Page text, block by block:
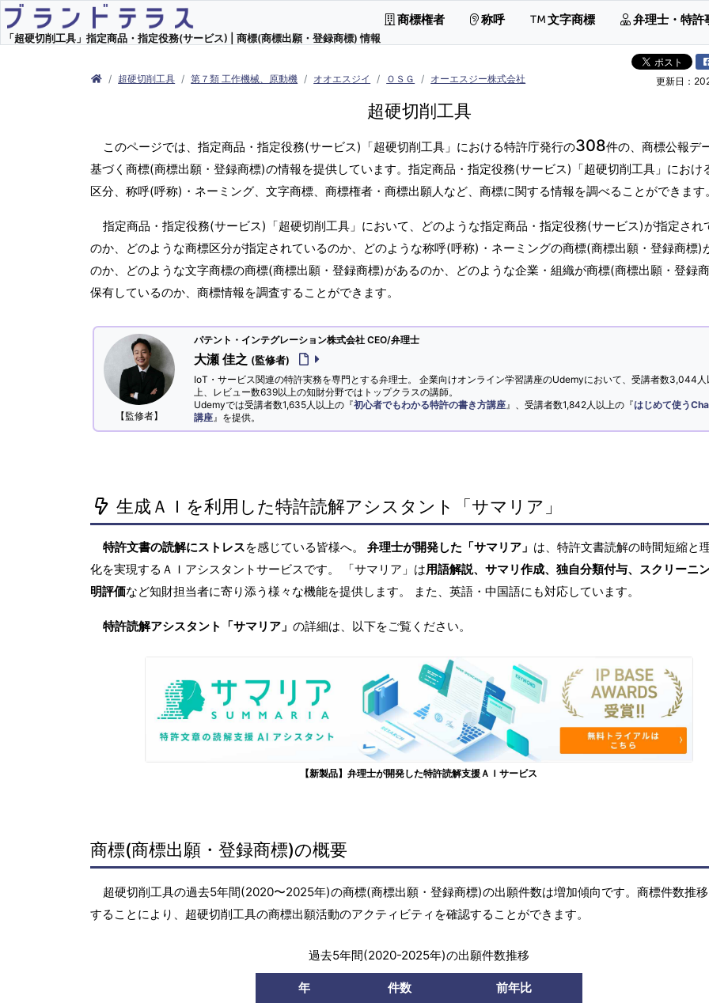
「超硬切削工具」指定商品・指定役務(サービス) | 商標(商標出願・登録商標) 情報
商標権者 称呼 文字商標 弁理士・特許
超硬切削工具 第７類 工作機械、原動機 オオエスジイ ＯＳＧ オーエスジー株式会社 更新日：
超硬切削工具
このページでは、指定商品・指定役務(サービス)「超硬切削工具」における特許庁発行の308件の、商標公報デ
基づく商標(商標出願・登録商標)の情報を提供しています。指定商品・指定役務(サービス)「超硬切削工具」におけ
区分、称呼(呼称)・ネーミング、文字商標、商標権者・商標出願人など、商標に関する情報を調べることができます
指定商品・指定役務(サービス)「超硬切削工具」において、どのような指定商品・指定役務(サービス)が指定され
のか、どのような商標区分が指定されているのか、どのような称呼(呼称)・ネーミングの商標(商標出願・登録商標)
のか、どのような文字商標の商標(商標出願・登録商標)があるのか、どのような企業・組織が商標(商標出願・登録
保有しているのか、商標情報を調査することができます。
【監修者】
パテント・インテグレーション株式会社 CEO/弁理士
大瀬 佳之 (監修者)
IoT・サービス関連の特許実務を専門とする弁理士。 企業向けオンライン学習講座のUdemyにおいて、受講者数3,044人
上、レビュー数639以上の知財分野ではトップクラスの講師。
Udemyでは受講者数1,635人以上の『初心者でもわかる特許の書き方講座 』、受講者数1,842人以上の『はじめて使う
講座 』を提供。
生成ＡＩを利用した特許読解アシスタント「サマリア」
特許文書の読解にストレスを感じている皆様へ。 弁理士が開発した「サマリア」 は、特許文書読解の時間短縮と
化を実現するＡＩアシスタントサービスです。 「サマリア」は用語解説、サマリ作成、独自分類付与、スクリーニ
明評価など知財担当者に寄り添う様々な機能を提供します。 また、英語・中国語にも対応しています。
特許読解アシスタント「サマリア」 の詳細は、以下をご覧ください。
【新製品】弁理士が開発した特許読解支援ＡＩサービス
商標(商標出願・登録商標)の概要
超硬切削工具の過去5年間(2020〜2025年)の商標(商標出願・登録商標)の出願件数は増加傾向です。商標件数推
することにより、超硬切削工具の商標出願活動のアクティビティを確認することができます。
過去5年間(2020-2025年)の出願件数推移
年 件数
前年比